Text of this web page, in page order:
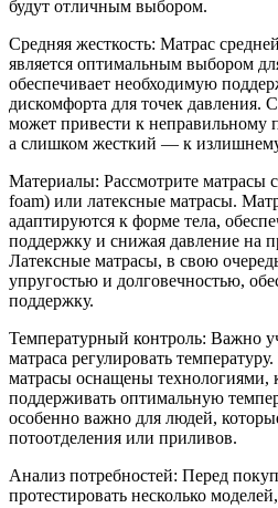
будут отличным выбором.
Средняя жесткость: Матрас
является оптимальным выбором
обеспечивает необходимую
дискомфорта для точек давления.
может привести к неправильному
а слишком жесткий — к
Материалы: Рассмотрите матрасы
foam) или латексные матрасы.
адаптируются к форме тела,
поддержку и снижая давление на
Латексные матрасы, в свою
упругостью и долговечностью,
поддержку.
Температурный контроль: Важно
матраса регулировать
матрасы оснащены технологиями,
поддерживать оптимальную
особенно важно для людей,
потоотделения или приливов.
Анализ потребностей: Перед
протестировать несколько